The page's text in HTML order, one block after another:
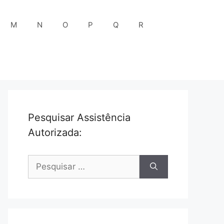
M N O P Q R
Pesquisar Assistência
Autorizada:
Pesquisar